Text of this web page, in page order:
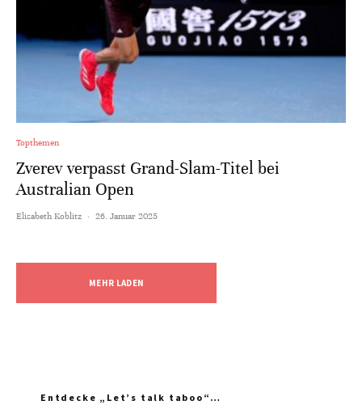
Topthemen
Zverev verpasst Grand-Slam-Titel bei
Australian Open
Elisabeth Koblitz · 26. Januar 2025
MEHR LADEN
Entdecke „Let’s talk taboo“…